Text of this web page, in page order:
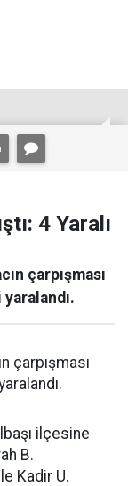
4 Yaralı
çarpışması
çarpışması
ilçesine
B.
Kadir U.